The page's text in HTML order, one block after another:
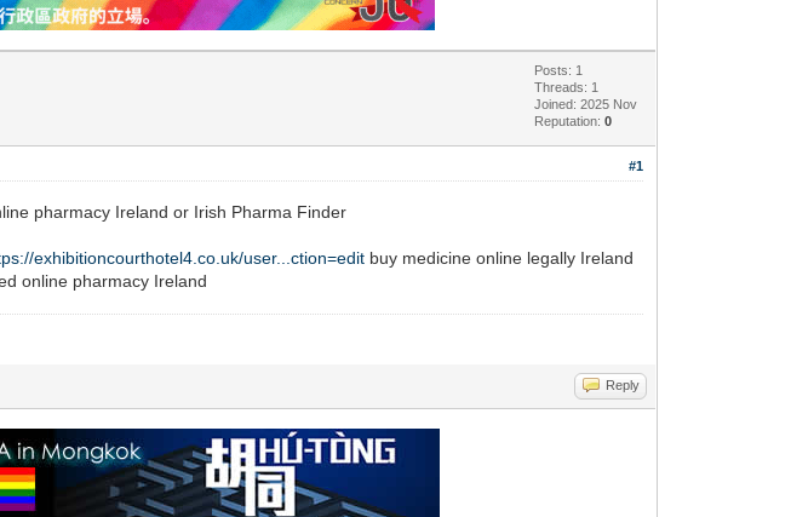
Posts: 1
Threads: 1
Joined: 2025 Nov
Reputation:0
#1
pharmacy Ireland or Irish Pharma Finder
exhibitioncourthotel4.co.uk/user...ction=edit buy medicine online legally Ireland
online pharmacy Ireland
Reply